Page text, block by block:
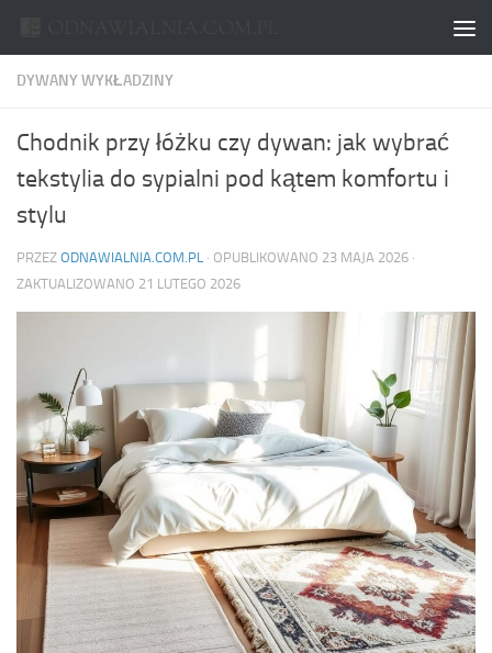
DYWANY WYKŁADZINY
Chodnik przy łóżku czy dywan: jak wybrać
tekstylia do sypialni pod kątem komfortu i
stylu
PRZEZ ODNAWIALNIA.COM.PL · OPUBLIKOWANO 23 MAJA 2026 ·
ZAKTUALIZOWANO 21 LUTEGO 2026